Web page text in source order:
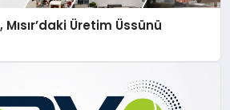
Üretim Üssünü